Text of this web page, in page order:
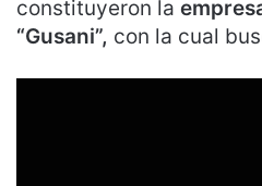
constituyeron la
“Gusani”, con la cual